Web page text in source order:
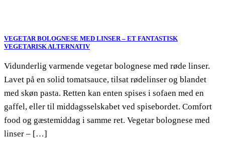
VEGETAR BOLOGNESE MED LINSER – ET FANTASTISK
VEGETARISK ALTERNATIV
Vidunderlig varmende vegetar bolognese med røde linser.
Lavet på en solid tomatsauce, tilsat rødelinser og blandet
med skøn pasta. Retten kan enten spises i sofaen med en
gaffel, eller til middagsselskabet ved spisebordet. Comfort
food og gæstemiddag i samme ret. Vegetar bolognese med
linser – […]